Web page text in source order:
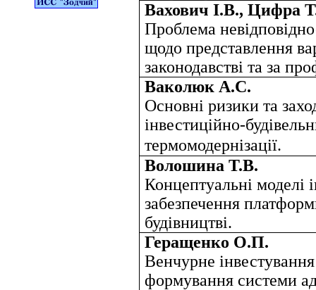
Вахович І.В., Цифра
Проблема
щодо представлення
законодавстві та за
Ваколюк А.С.
Основні ризики та
інвестиційно-
термомодернізації.
Волошина Т.В.
Концептуальні моделі
забезпечення
будівництві.
Геращенко О.П.
Венчурне
формування системи